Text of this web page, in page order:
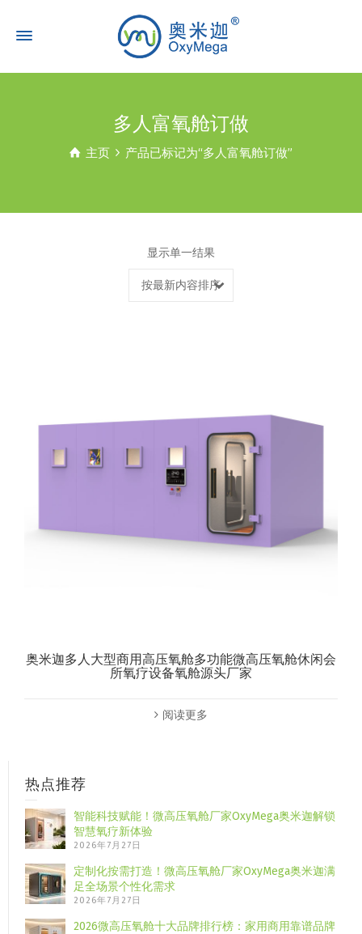
多人富氧舱订做
主页 产品已标记为“多人富氧舱订做”
显示单一结果
按最新内容排序
奥米迦多人大型商用高压氧舱多功能微高压氧舱休闲会
所氧疗设备氧舱源头厂家
阅读更多
热点推荐
智能科技赋能！微高压氧舱厂家OxyMega奥米迦解锁
智慧氧疗新体验
2026年7月27日
定制化按需打造！微高压氧舱厂家OxyMega奥米迦满
足全场景个性化需求
2026年7月27日
2026微高压氧舱十大品牌排行榜：家用商用靠谱品牌